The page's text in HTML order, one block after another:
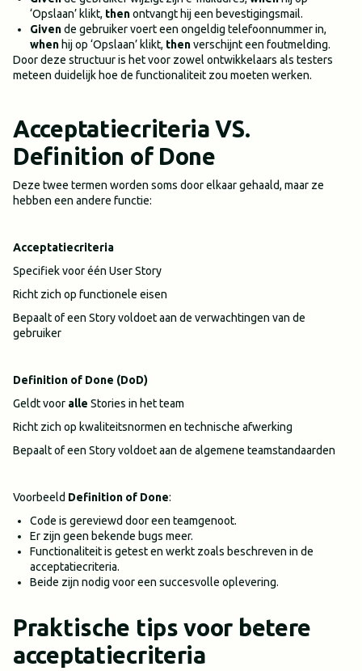
‘Opslaan’ klikt, thenontvangt hij een bevestigingsmail.
Givende gebruiker voert een ongeldig telefoonnummer in,
when hij op ‘Opslaan’ klikt, thenverschijnt een foutmelding.
Door deze structuur is het voor zowel ontwikkelaars als testers
meteen duidelijk hoe de functionaliteit zou moeten werken.
Acceptatiecriteria VS.
Definition of Done
Deze twee termen worden soms door elkaar gehaald, maar ze
hebben een andere functie:
Acceptatiecriteria
Specifiek voor één User Story
Richt zich op functionele eisen
Bepaalt of een Story voldoet aan de verwachtingen van de
gebruiker
Definition of Done (DoD)
Geldt voor alle Stories in het team
Richt zich op kwaliteitsnormen en technische afwerking
Bepaalt of een Story voldoet aan de algemene teamstandaarden
Voorbeeld Definition of Done:
Code is gereviewd door een teamgenoot.
Er zijn geen bekende bugs meer.
Functionaliteit is getest en werkt zoals beschreven in de
acceptatiecriteria.
Beide zijn nodig voor een succesvolle oplevering.
Praktische tips voor betere
acceptatiecriteria